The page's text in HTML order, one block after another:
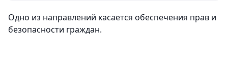
Одно из направлений касается обеспечения прав и
безопасности граждан.